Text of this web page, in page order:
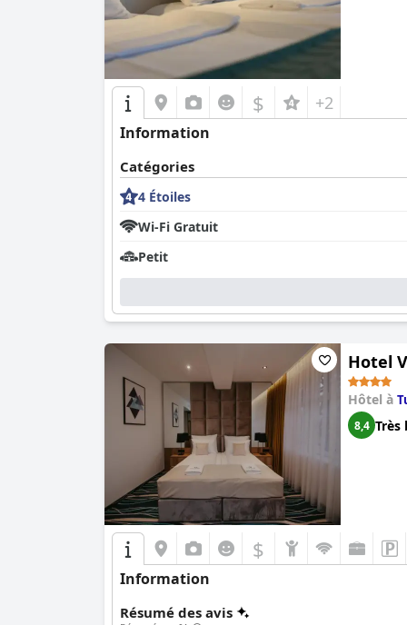
Pour les voyageurs d'affaires, l'hôtel se
pour ceux qui arrivent ou partent de Tuzla
comme un excellent choix pour ceux qui
répond à des normes élevées, ce qui en fait
$ +2
Information
Catégories
4 Étoiles
Wi-Fi Gratuit
Petit
Hotel
Hôtel à
8,4 Très
$
Information
Résumé des avis